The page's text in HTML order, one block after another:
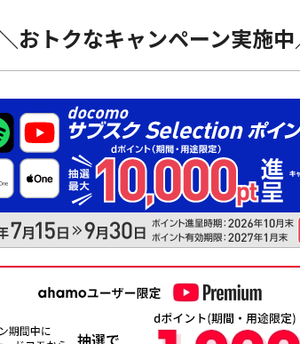
おトクなキャンペーン実施